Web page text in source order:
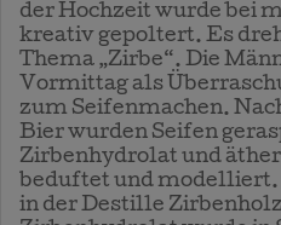
der Hochzeit wurde bei
kreativ gepoltert. Es
Thema „Zirbe“. Die
Vormittag als
zum Seifenmachen.
Bier wurden Seifen
Zirbenhydrolat und
beduftet und
in der Destille